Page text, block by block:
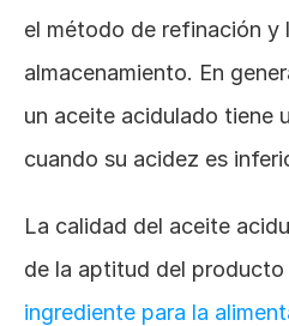
el método de refinación y
almacenamiento. En
un aceite acidulado tiene
cuando su acidez es
La calidad del aceite
ingrediente para la